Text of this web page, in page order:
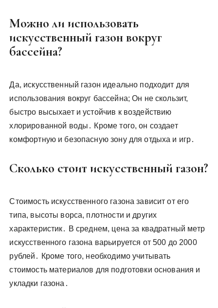
Можно ли использовать
искусственный газон вокруг
бассейна?
Да, искусственный газон идеально подходит для
использования вокруг бассейна; Он не скользит,
быстро высыхает и устойчив к воздействию
хлорированной воды․ Кроме того, он создает
комфортную и безопасную зону для отдыха и игр․
Сколько стоит искусственный газон?
Стоимость искусственного газона зависит от его
типа, высоты ворса, плотности и других
характеристик․ В среднем, цена за квадратный метр
искусственного газона варьируется от 500 до 2000
рублей․ Кроме того, необходимо учитывать
стоимость материалов для подготовки основания и
укладки газона․